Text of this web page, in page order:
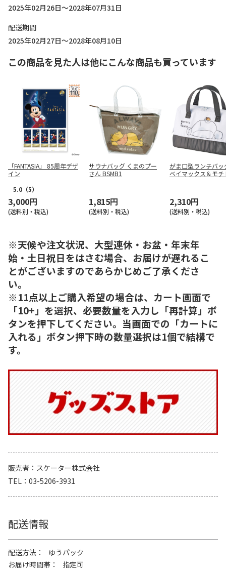
2025年02月26日～2028年07月31日
配送期間
2025年02月27日～2028年08月10日
この商品を見た人は他にこんな商品も買っています
「FANTASIA」 85周年デザ
イン
5.0 （5）
3,000円
(送料別・税込)
サウナバッグ くまのプー
さん BSMB1
1,815円
(送料別・税込)
がま口型ランチバッ
ベイマックス＆モチ
2,310円
(送料別・税込)
※天候や注文状況、大型連休・お盆・年末年
始・土日祝日をはさむ場合、お届けが遅れるこ
とがございますのであらかじめご了承くださ
い。
※11点以上ご購入希望の場合は、カート画面で
「10+」を選択、必要数量を入力し「再計算」ボ
タンを押下してください。当画面での「カートに
入れる」ボタン押下時の数量選択は1個で結構で
す。
販売者
スケーター株式会社
TEL
03-5206-3931
配送情報
配送方法
ゆうパック
お届け時間帯
指定可